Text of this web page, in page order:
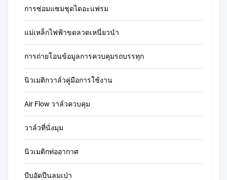
การซ่อมแซมชุดไดอะแฟรม
แม่เหล็กไฟฟ้าขดลวดเหนี่ยวนำ
การถ่ายโอนข้อมูลการควบคุมรถบรรทุก
นิวเมติกวาล์วคู่มือการใช้งาน
Air Flow วาล์วควบคุม
วาล์วที่นั่งมุม
นิวเมติกท่ออากาศ
บีบอัดปืนลมเป่า